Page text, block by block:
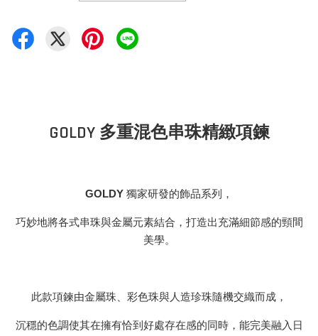
GOLDY 多重混色串珠精緻項鍊
GOLDY 獨家研發的飾品系列，
巧妙地將各式串珠與金屬元素結合，打造出充滿細節感的頸間
美學。
此款項鍊由金屬珠、彩色珠與人造珍珠隨機交織而成，
沉穩的色調使其在擁有恰到好處存在感的同時，能完美融入日